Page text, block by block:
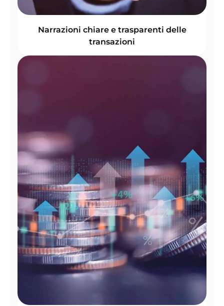
Narrazioni chiare e trasparenti delle
transazioni